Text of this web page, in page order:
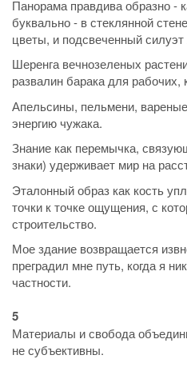
Панорама правдива образно -
буквально - в стеклянной
цветы, и подсвеченный
Шеренга вечнозеленых
развалин барака для рабочих,
Апельсины, пельмени,
энергию чужака.
Знание как перемычка,
знаки) удерживает мир на
Эталонный образ как кость
точки к точке ощущения, с
строительство.
Мое здание возвращается
преградил мне путь, когда я
частности.
5
Материалы и свобода
не субъективны.